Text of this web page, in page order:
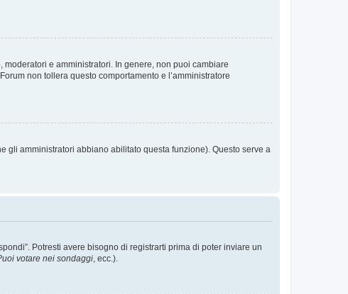
e amministratori. In genere, non puoi cambiare
non tollera questo comportamento e l’amministratore
gli amministratori abbiano abilitato questa funzione). Questo serve a
Potresti avere bisogno di registrarti prima di poter inviare un
votare nei sondaggi , ecc.).